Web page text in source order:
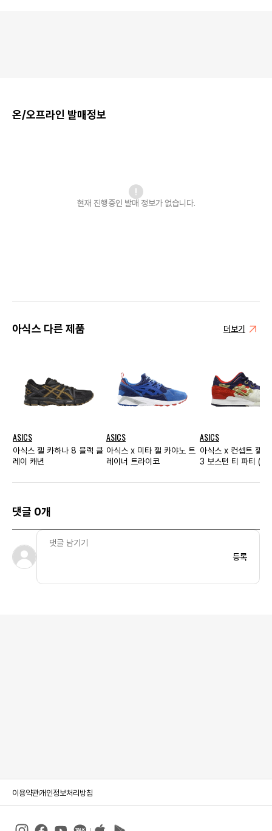
온/오프라인 발매정보
현재 진행중인 발매 정보가 없습니다.
아식스 다른 제품 더보기
ASICS
아식스 젤 카하나 8 블랙 클
레이 캐년
ASICS
아식스 x 미타 젤 카야노 트
레이너 트라이코
ASICS
아식스 x 컨셉트 젤
3 보스턴 티 파티 (레
댓글 0개
등록
이용약관개인정보처리방침